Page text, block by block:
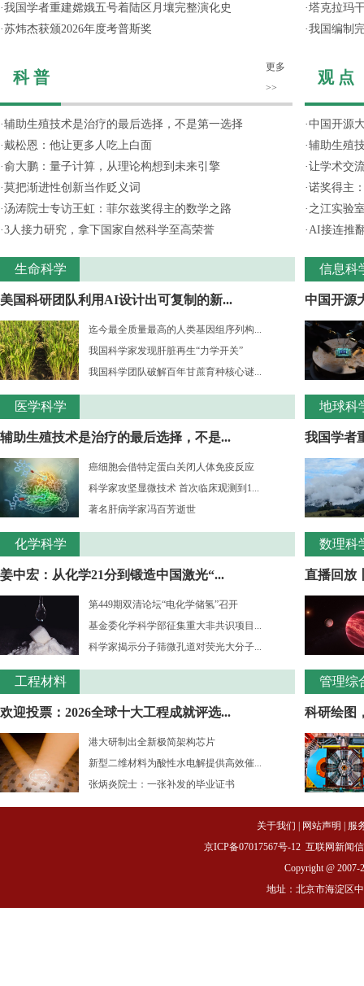
·我国学者重建嫦娥五号着陆区月壤完整演化史
·苏炜杰获颁2026年度考普斯奖
科 普
更多
>>
·辅助生殖技术是治疗的最后选择，不是第一选择
·戴松恩：他让更多人吃上白面
·俞大鹏：量子计算，从理论构想到未来引擎
·莫把渐进性创新当作贬义词
·汤涛院士专访王虹：菲尔兹奖得主的数学之路
·3人接力研究，拿下国家自然科学至高荣誉
生命科学
美国科研团队利用AI设计出可复制的新...
迄今最全质量最高的人类基因组序列构...
我国科学家发现肝脏再生“力学开关”
我国科学团队破解百年甘蔗育种核心谜...
医学科学
辅助生殖技术是治疗的最后选择，不是...
癌细胞会借特定蛋白关闭人体免疫反应
科学家攻坚显微技术 首次临床观测到1...
著名肝病学家冯百芳逝世
化学科学
姜中宏：从化学21分到锻造中国激光“...
第449期双清论坛“电化学储氢”召开
基金委化学科学部征集重大非共识项目...
科学家揭示分子筛微孔道对荧光大分子...
工程材料
欢迎投票：2026全球十大工程成就评选...
港大研制出全新极简架构芯片
新型二维材料为酸性水电解提供高效催...
张炳炎院士：一张补发的毕业证书
·塔克拉玛
·我国编制
观 点
·中国开源
·辅助生殖
·让学术交
·诺奖得主
· 之江实验
·AI接连推
信息科
中国开源
地球科
我国学者
数理科
直播回放
管理综
科研绘图
关于我们 网站声明
服
京ICP备07017567号-12 互联网新闻
Copyright @ 2007-
地址：北京市海淀区